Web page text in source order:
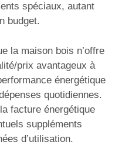
spéciaux, autant
budget.
la maison bois n’offre
prix avantageux à
énergétique
quotidiennes.
facture énergétique
suppléments
d’utilisation.